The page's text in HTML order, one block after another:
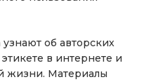
об авторских
в интернете и
жизни. Материалы